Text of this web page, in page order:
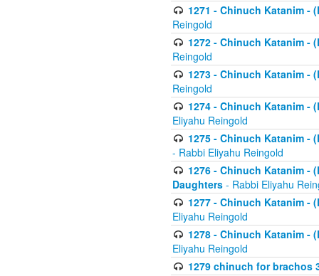
1271 - Chinuch Katanim -
Reingold
1272 - Chinuch Katanim -
Reingold
1273 - Chinuch Katanim -
Reingold
1274 - Chinuch Katanim -
Eliyahu Reingold
1275 - Chinuch Katanim -
- Rabbi Eliyahu Reingold
1276 - Chinuch Katanim -
Daughters - Rabbi Eliyahu
1277 - Chinuch Katanim -
Eliyahu Reingold
1278 - Chinuch Katanim -
Eliyahu Reingold
1279 chinuch for brachos